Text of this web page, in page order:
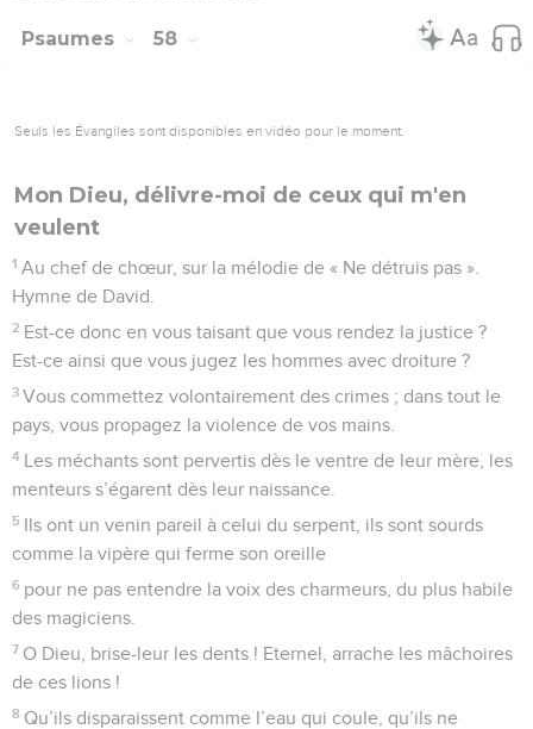
Psaumes 58
Seuls les Évangiles sont disponibles en vidéo pour le moment.
Mon Dieu, délivre-moi de ceux qui m'en
veulent
1 Au chef de chœur, sur la mélodie de « Ne détruis pas ».
Hymne de David.
2 Est-ce donc en vous taisant que vous rendez la justice ?
Est-ce ainsi que vous jugez les hommes avec droiture ?
3 Vous commettez volontairement des crimes ; dans tout le
pays, vous propagez la violence de vos mains.
4 Les méchants sont pervertis dès le ventre de leur mère, les
menteurs s’égarent dès leur naissance.
5 Ils ont un venin pareil à celui du serpent, ils sont sourds
comme la vipère qui ferme son oreille
6 pour ne pas entendre la voix des charmeurs, du plus habile
des magiciens.
7 O Dieu, brise-leur les dents ! Eternel, arrache les mâchoires
de ces lions !
8 Qu’ils disparaissent comme l’eau qui coule, qu’ils ne